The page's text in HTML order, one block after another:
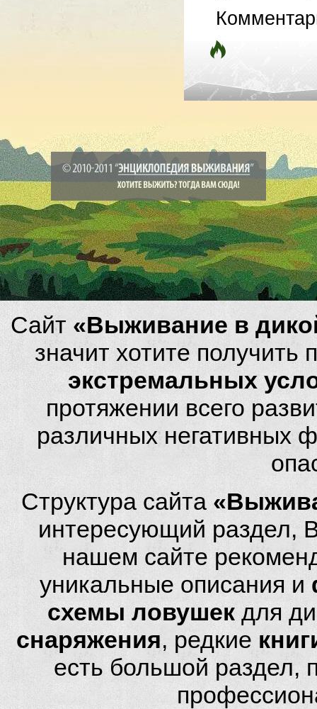
Сайт «Выживание в
значит хотите
экстремальных
протяжении всего
различных негативных
Структура сайта
интересующий раздел,
нашем сайте
уникальные описания и
схемы ловушек для
снаряжения, редкие
есть большой